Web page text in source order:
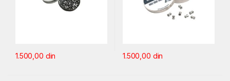
1.500,00 din 1.500,00 din